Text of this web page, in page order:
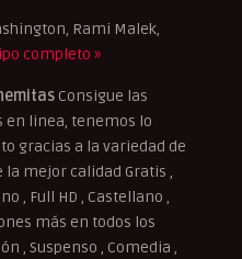
Rami Malek,
completo »
Consigue las
en linea, tenemos lo
gracias a la variedad de
mejor calidad Gratis ,
, Full HD , Castellano ,
más en todos los
, Suspenso , Comedia ,